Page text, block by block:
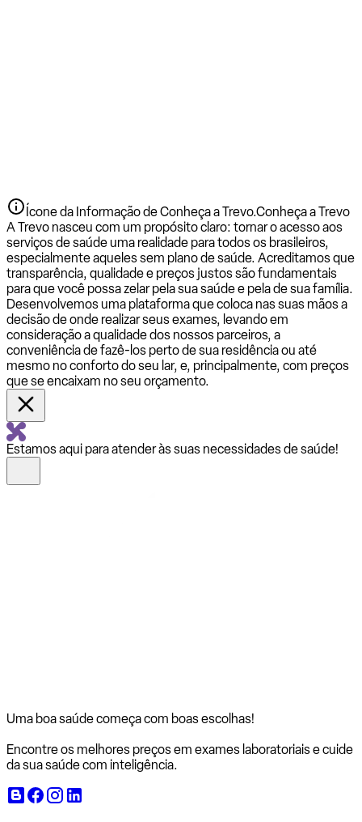
Ícone da Informação de Conheça a Trevo.Conheça a Trevo
A Trevo nasceu com um propósito claro: tornar o acesso aos
serviços de saúde uma realidade para todos os brasileiros,
especialmente aqueles sem plano de saúde. Acreditamos que
transparência, qualidade e preços justos são fundamentais
para que você possa zelar pela sua saúde e pela de sua família.
Desenvolvemos uma plataforma que coloca nas suas mãos a
decisão de onde realizar seus exames, levando em
consideração a qualidade dos nossos parceiros, a
conveniência de fazê-los perto de sua residência ou até
mesmo no conforto do seu lar, e, principalmente, com preços
que se encaixam no seu orçamento.
Estamos aqui para atender às suas necessidades de saúde!
Uma boa saúde começa com boas escolhas!
Encontre os melhores preços em exames laboratoriais e cuide
da sua saúde com inteligência.